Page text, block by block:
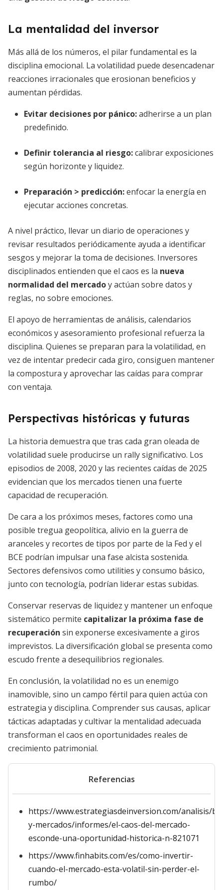
La mentalidad del inversor
Más allá de los números, el pilar fundamental es la
disciplina emocional. La volatilidad puede desencadenar
reacciones irracionales que erosionan beneficios y
aumentan pérdidas.
Evitar decisiones por pánico:adherirse a un plan
predefinido.
Definir tolerancia al riesgo:calibrar exposiciones
según horizonte y liquidez.
Preparación > predicción:enfocar la energía en
ejecutar acciones concretas.
A nivel práctico, llevar un diario de operaciones y
revisar resultados periódicamente ayuda a identificar
sesgos y mejorar la toma de decisiones. Inversores
disciplinados entienden que el caos es la nueva
normalidad del mercadoy actúan sobre datos y
reglas, no sobre emociones.
El apoyo de herramientas de análisis, calendarios
económicos y asesoramiento profesional refuerza la
disciplina. Quienes se preparan para la volatilidad, en
vez de intentar predecir cada giro, consiguen mantener
la compostura y aprovechar las caídas para comprar
con ventaja.
Perspectivas históricas y futuras
La historia demuestra que tras cada gran oleada de
volatilidad suele producirse un rally significativo. Los
episodios de 2008, 2020 y las recientes caídas de 2025
evidencian que los mercados tienen una fuerte
capacidad de recuperación.
De cara a los próximos meses, factores como una
posible tregua geopolítica, alivio en la guerra de
aranceles y recortes de tipos por parte de la Fed y el
BCE podrían impulsar una fase alcista sostenida.
Sectores defensivos como utilities y consumo básico,
junto con tecnología, podrían liderar estas subidas.
Conservar reservas de liquidez y mantener un enfoque
sistemático permite capitalizar la próxima fase de
recuperación sin exponerse excesivamente a giros
imprevistos. La diversificación global se presenta como
escudo frente a desequilibrios regionales.
En conclusión, la volatilidad no es un enemigo
inamovible, sino un campo fértil para quien actúa con
estrategia y disciplina. Comprender sus causas, aplicar
tácticas adaptadas y cultivar la mentalidad adecuada
transforman el caos en oportunidades reales de
crecimiento patrimonial.
Referencias
https://www.estrategiasdeinversion.com/analisis/
y-mercados/informes/el-caos-del-mercado-
esconde-una-oportunidad-historica-n-821071
https://www.finhabits.com/es/como-invertir-
cuando-el-mercado-esta-volatil-sin-perder-el-
rumbo/